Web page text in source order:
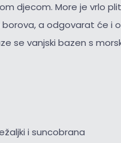
djecom. More je vrlo
a odgovarat će i
se vanjski bazen s
i suncobrana